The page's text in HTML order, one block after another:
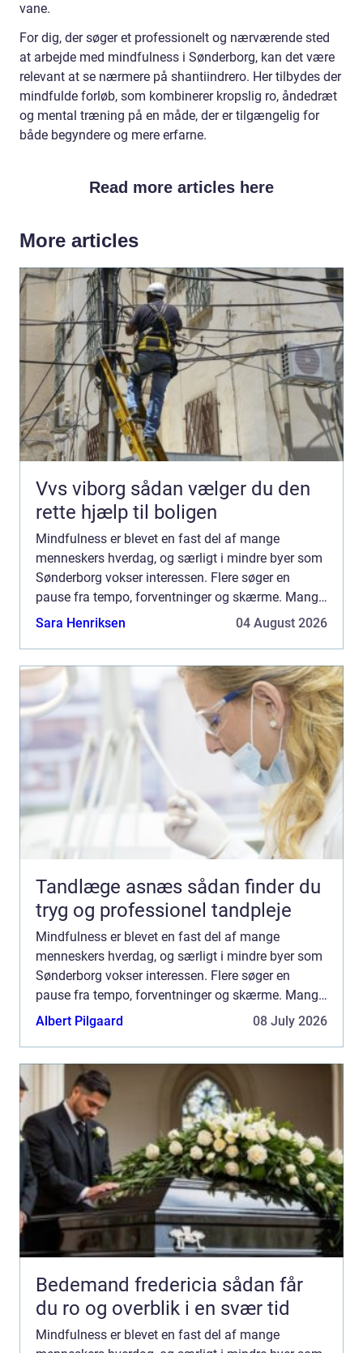
vane.
For dig, der søger et professionelt og nærværende sted
at arbejde med mindfulness i Sønderborg, kan det være
relevant at se nærmere på shantiindrero. Her tilbydes der
mindfulde forløb, som kombinerer kropslig ro, åndedræt
og mental træning på en måde, der er tilgængelig for
både begyndere og mere erfarne.
Read more articles here
More articles
Vvs viborg sådan vælger du den
rette hjælp til boligen
Mindfulness er blevet en fast del af mange
menneskers hverdag, og særligt i mindre byer som
Sønderborg vokser interessen. Flere søger en
pause fra tempo, forventninger og skærme. Mange
oplever, at mindfulness giver mere ro, bedre søvn
Sara Henriksen 04 August 2026
Tandlæge asnæs sådan finder du
tryg og professionel tandpleje
Mindfulness er blevet en fast del af mange
menneskers hverdag, og særligt i mindre byer som
Sønderborg vokser interessen. Flere søger en
pause fra tempo, forventninger og skærme. Mange
oplever, at mindfulness giver mere ro, bedre søvn
Albert Pilgaard 08 July 2026
Bedemand fredericia sådan får
du ro og overblik i en svær tid
Mindfulness er blevet en fast del af mange